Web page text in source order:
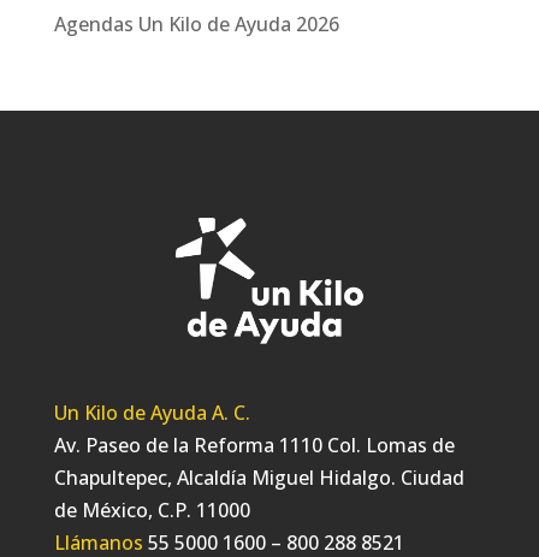
Agendas Un Kilo de Ayuda 2026
Un Kilo de Ayuda A. C.
Av. Paseo de la Reforma 1110 Col. Lomas de
Chapultepec, Alcaldía Miguel Hidalgo. Ciudad
de México, C.P. 11000
Llámanos 55 5000 1600 – 800 288 8521